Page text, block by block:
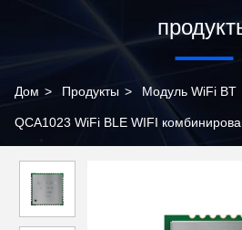
Дом > Продукты > Модуль WiFi BT
QCA1023 WiFi BLE WIFI